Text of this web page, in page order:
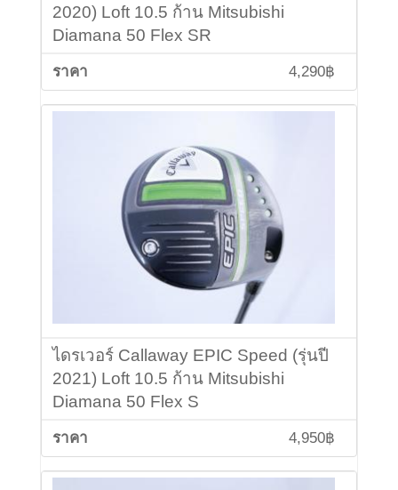
2020) Loft 10.5 ก้าน Mitsubishi
Diamana 50 Flex SR
4,290฿
ไดรเวอร์ Callaway EPIC Speed (รุ่นปี
2021) Loft 10.5 ก้าน Mitsubishi
Diamana 50 Flex S
4,950฿